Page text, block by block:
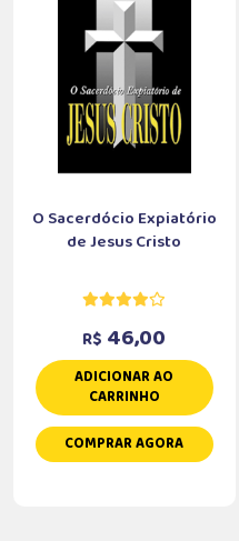
O Sacerdócio Expiatório
de Jesus Cristo
R$ 46,00
ADICIONAR AO
CARRINHO
COMPRAR AGORA